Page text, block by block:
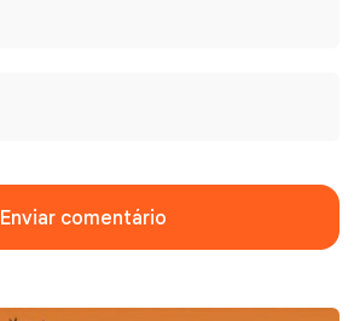
Enviar comentário